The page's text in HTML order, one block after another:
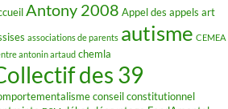
Antony 2008 Appel des appels art
associations de parents autisme CEMEA
antonin artaud chemla
des 39
conseil constitutionnel